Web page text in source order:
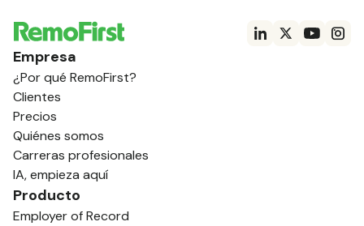
Empresa
¿Por qué RemoFirst?
Clientes
Precios
Quiénes somos
Carreras profesionales
IA, empieza aquí
Producto
Employer of Record